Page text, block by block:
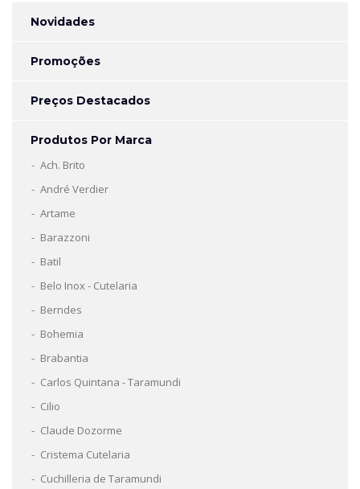
Novidades
Promoções
Preços Destacados
Produtos Por Marca
Ach. Brito
André Verdier
Artame
Barazzoni
Batil
Belo Inox - Cutelaria
Berndes
Bohemia
Brabantia
Carlos Quintana - Taramundi
Cilio
Claude Dozorme
Cristema Cutelaria
Cuchilleria de Taramundi